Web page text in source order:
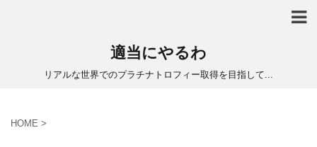
適当にやるわ
リアルな世界でのプラチナトロフィー取得を目指して...
HOME >